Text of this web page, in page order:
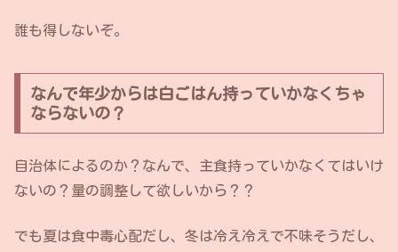
誰も得しないぞ。
なんで年少からは白ごはん持っていかなくちゃ
ならないの？
自治体によるのか？なんで、主食持っていかなくてはいけ
ないの？量の調整して欲しいから？？
でも夏は食中毒心配だし、冬は冷え冷えで不味そうだし、